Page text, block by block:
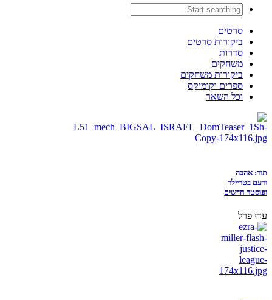
סרטים
ביקורות סרטים
סדרות
משחקים
ביקורות משחקים
ספרים וקומיקס
וכל השאר
תור: אהבה
ורעם בטריילר
ופוסטר חדשים
עדי פרל